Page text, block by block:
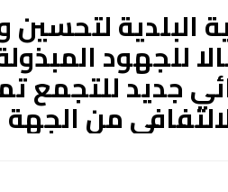
البلدية
للجهود
جديد للتجمع
من الجهة